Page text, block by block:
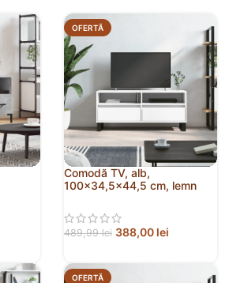
OFERTĂ
Comodă TV, alb,
100×34,5×44,5 cm, lemn
489,99lei 388,00 lei
OFERTĂ